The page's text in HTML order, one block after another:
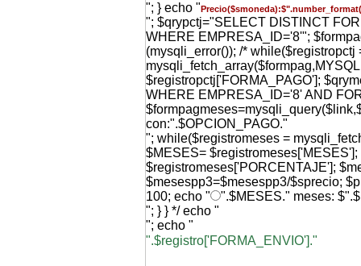
"; } echo "
"; $qrypctj="SELECT DISTINCT
WHERE EMPRESA_ID='8'";
(mysqli_error()); /* while($registropctj
$registropctj['FORMA_PAGO'];
WHERE EMPRESA_ID='8' AND
con:".$OPCION_PAGO."
"; while($registromeses =
$MESES=
$registromeses['PORCENTAJE'];
$mesespp3=$mesespp3/$sprecio;
100; echo "
".$MESES." meses:
"; } } */ echo "
"; echo "
".$registro['FORMA_ENVIO']."